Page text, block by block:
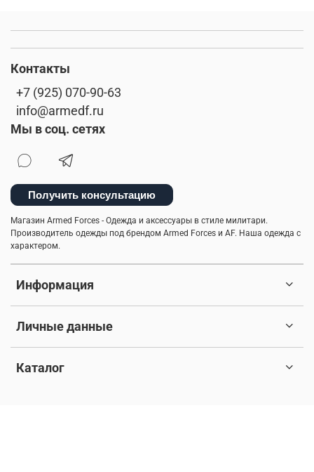
Информация
Личные данные
Каталог
Контакты
+7 (925) 070-90-63
info@armedf.ru
Мы в соц. сетях
Получить консультацию
Магазин Armed Forces - Одежда и аксессуары в стиле милитари.
Производитель одежды под брендом Armed Forces и AF. Наша одежда с
характером.